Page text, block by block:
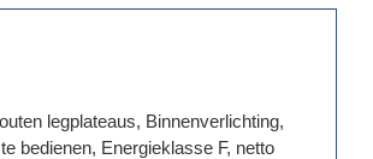
legplateaus, Binnenverlichting,
bedienen, Energieklasse F, netto